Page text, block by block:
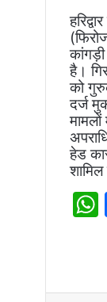
है।
को
दर्ज
हेड